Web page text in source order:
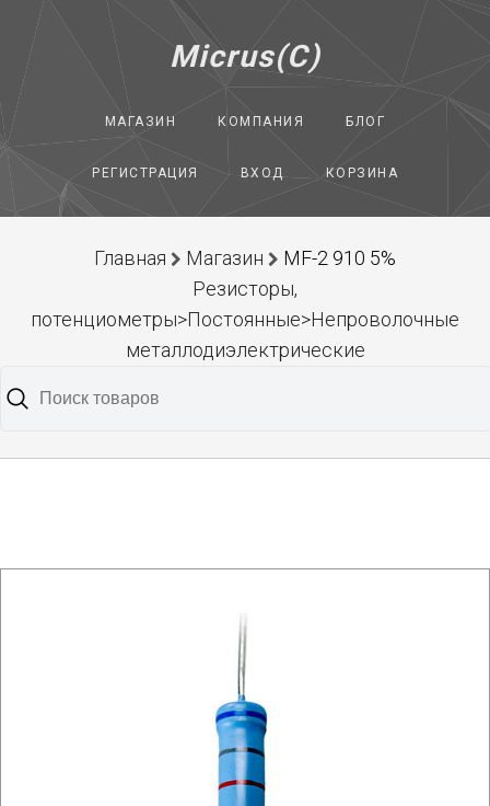
Micrus(C)
МАГАЗИН КОМПАНИЯ БЛОГ
РЕГИСТРАЦИЯ ВХОД КОРЗИНА
Главная Магазин
MF-2 910 5%
Резисторы,
потенциометры>Постоянные>Непроволочные
металлодиэлектрические